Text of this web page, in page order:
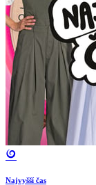
Najvyšší čas